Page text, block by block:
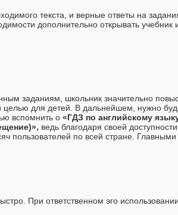
текста, и верные ответы на
дополнительно открывать
заданиям, школьник значительно
целью для детей. В дальнейшем, нужно
вспомнить о «ГДЗ по английскому
ведь благодаря своей
по всей стране.
При ответственном эго